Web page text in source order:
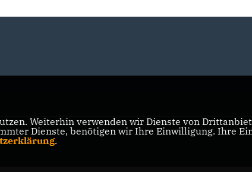
Realisation: Sharkness
Weiterhin verwenden wir Dienste von
Dienste, benötigen wir Ihre Einwilligung. Ihre
.